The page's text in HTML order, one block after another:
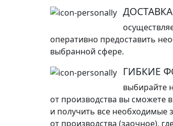
оперативно предоставить
выбранной сфере.
ГИБКИЕ
выбирайте
от производства вы сможете
и получить все необходимые
от производства (заочное),